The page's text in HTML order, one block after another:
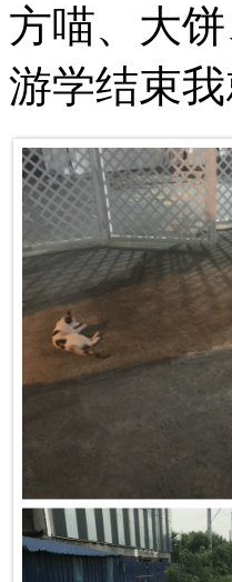
方喵、大
游学结束我